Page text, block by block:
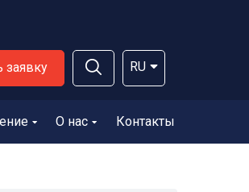
заявку RU
О нас Контакты